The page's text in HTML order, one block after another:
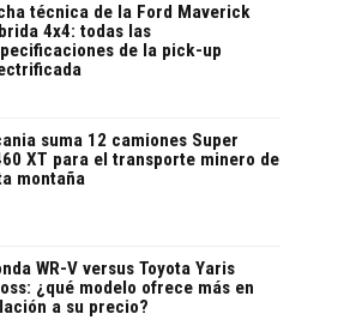
técnica de la Ford Maverick
4x4: todas las
de la pick-up
suma 12 camiones Super
XT para el transporte minero de
montaña
WR-V versus Toyota Yaris
¿qué modelo ofrece más en
a su precio?